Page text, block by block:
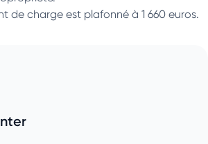
de charge est plafonné à 1 660 euros.